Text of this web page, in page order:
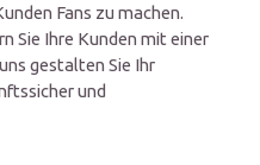
Fans zu machen.
Sie Ihre Kunden mit einer
gestalten Sie Ihr
und